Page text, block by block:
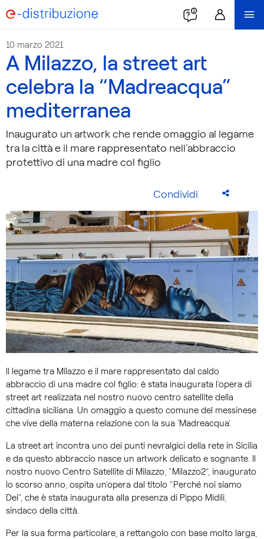
10 marzo 2021
A Milazzo, la street art
celebra la “Madreacqua”
mediterranea
Inaugurato un artwork che rende omaggio al legame
tra la città e il mare rappresentato nell’abbraccio
protettivo di una madre col figlio
Condividi
Il legame tra Milazzo e il mare rappresentato dal caldo
abbraccio di una madre col figlio: è stata inaugurata l’opera di
street art realizzata nel nostro nuovo centro satellite della
cittadina siciliana. Un omaggio a questo comune del messinese
che vive della materna relazione con la sua ‘Madreacqua’.
La street art incontra uno dei punti nevralgici della rete in Sicilia
e da questo abbraccio nasce un artwork delicato e sognante. Il
nostro nuovo Centro Satellite di Milazzo, “Milazzo2”, inaugurato
lo scorso anno, ospita un’opera dal titolo “Perché noi siamo
Dei”, che è stata inaugurata alla presenza di Pippo Midili,
sindaco della città.
Per la sua forma particolare, a rettangolo con base molto larga,